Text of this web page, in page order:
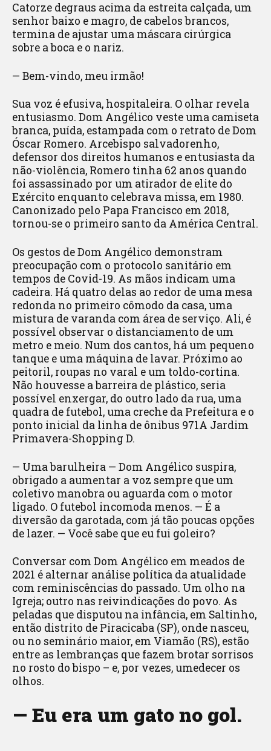
Catorze degraus acima da estreita calçada, um
senhor baixo e magro, de cabelos brancos,
termina de ajustar uma máscara cirúrgica
sobre a boca e o nariz.
— Bem-vindo, meu irmão!
Sua voz é efusiva, hospitaleira. O olhar revela
entusiasmo. Dom Angélico veste uma camiseta
branca, puída, estampada com o retrato de Dom
Óscar Romero. Arcebispo salvadorenho,
defensor dos direitos humanos e entusiasta da
não-violência, Romero tinha 62 anos quando
foi assassinado por um atirador de elite do
Exército enquanto celebrava missa, em 1980.
Canonizado pelo Papa Francisco em 2018,
tornou-se o primeiro santo da América Central.
Os gestos de Dom Angélico demonstram
preocupação com o protocolo sanitário em
tempos de Covid-19. As mãos indicam uma
cadeira. Há quatro delas ao redor de uma mesa
redonda no primeiro cômodo da casa, uma
mistura de varanda com área de serviço. Ali, é
possível observar o distanciamento de um
metro e meio. Num dos cantos, há um pequeno
tanque e uma máquina de lavar. Próximo ao
peitoril, roupas no varal e um toldo-cortina.
Não houvesse a barreira de plástico, seria
possível enxergar, do outro lado da rua, uma
quadra de futebol, uma creche da Prefeitura e o
ponto inicial da linha de ônibus 971A Jardim
Primavera-Shopping D.
— Uma barulheira — Dom Angélico suspira,
obrigado a aumentar a voz sempre que um
coletivo manobra ou aguarda com o motor
ligado. O futebol incomoda menos. — É a
diversão da garotada, com já tão poucas opções
de lazer. — Você sabe que eu fui goleiro?
Conversar com Dom Angélico em meados de
2021 é alternar análise política da atualidade
com reminiscências do passado. Um olho na
Igreja; outro nas reivindicações do povo. As
peladas que disputou na infância, em Saltinho,
então distrito de Piracicaba (SP), onde nasceu,
ou no seminário maior, em Viamão (RS), estão
entre as lembranças que fazem brotar sorrisos
no rosto do bispo – e, por vezes, umedecer os
olhos.
— Eu era um gato no gol.